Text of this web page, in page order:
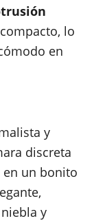
lo
en
y
discreta
un bonito
y